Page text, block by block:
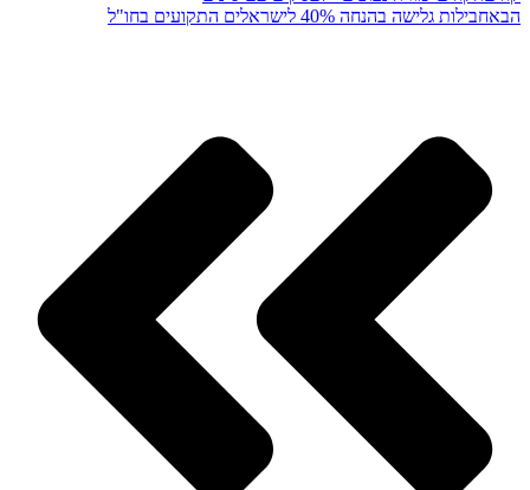
הבאחבילות גלישה בהנחה 40% לישראלים התקועים בחו"ל